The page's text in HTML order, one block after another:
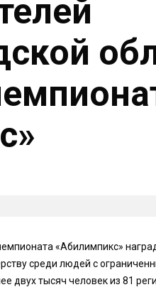
«Абилимпикс»
среди людей с
двух тысяч человек из 81